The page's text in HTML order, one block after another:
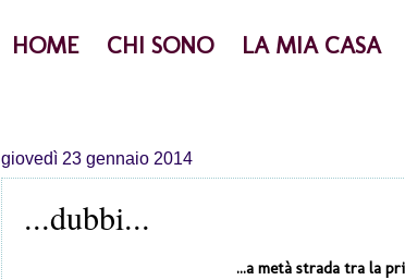
HOME CHI SONO LA MIA CASA
giovedì 23 gennaio 2014
...dubbi...
...a metà strada tra la